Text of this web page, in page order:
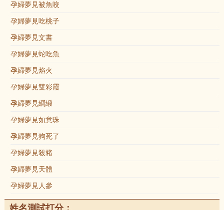
孕婦夢見被魚咬
孕婦夢見吃桃子
孕婦夢見文書
孕婦夢見蛇吃魚
孕婦夢見焰火
孕婦夢見雙彩霞
孕婦夢見綢緞
孕婦夢見如意珠
孕婦夢見狗死了
孕婦夢見殺豬
孕婦夢見天體
孕婦夢見人參
姓名測試打分：